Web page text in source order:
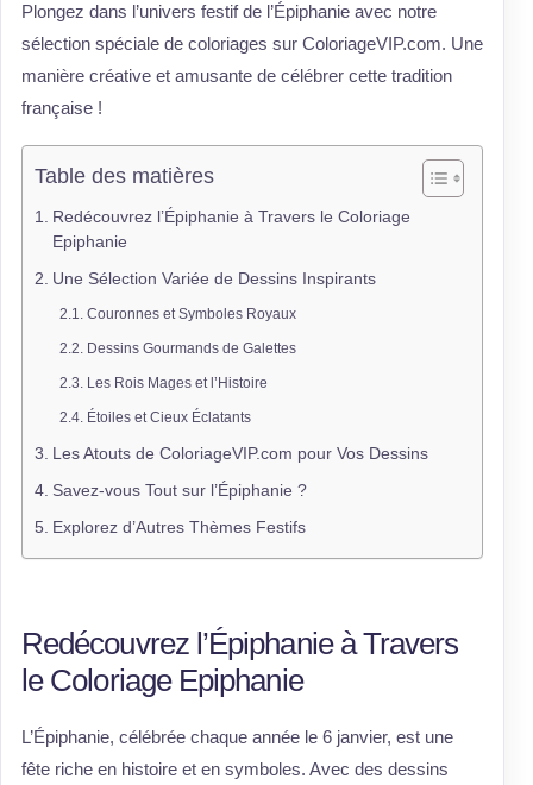
Plongez dans l’univers festif de l’Épiphanie avec notre
sélection spéciale de coloriages sur ColoriageVIP.com. Une
manière créative et amusante de célébrer cette tradition
française !
Table des matières
Redécouvrez l’Épiphanie à Travers le Coloriage
Epiphanie
Une Sélection Variée de Dessins Inspirants
Couronnes et Symboles Royaux
Dessins Gourmands de Galettes
Les Rois Mages et l’Histoire
Étoiles et Cieux Éclatants
Les Atouts de ColoriageVIP.com pour Vos Dessins
Savez-vous Tout sur l’Épiphanie ?
Explorez d’Autres Thèmes Festifs
Redécouvrez l’Épiphanie à Travers
le Coloriage Epiphanie
L’Épiphanie, célébrée chaque année le 6 janvier, est une
fête riche en histoire et en symboles. Avec des dessins